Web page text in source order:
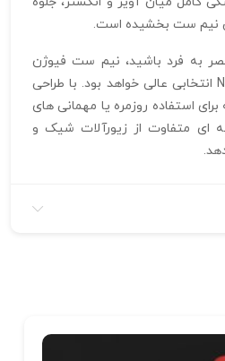
نیم ست بخشیده است.
به‌ فرد باشید، نیم ست فیوژن
تراش خور سبک کد N-T-S-11 انتخابی عالی خواهد بود. با طراحی
استفاده روزمره یا مهمانی‌ های
ای متفاوت از زیورآلات شیک و